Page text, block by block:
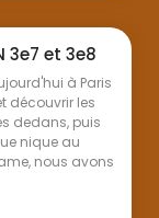
3e7 et 3e8
à Paris
découvrir les
dedans, puis
nique au
nous avons